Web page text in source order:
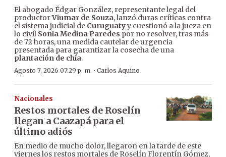
El abogado Édgar González, representante legal del
productorViumar de Souza, lanzó duras críticas contra
el sistema judicial de Curuguatyy cuestionó a la jueza en
lo civil Sonia Medina Paredes por no resolver, tras más
de 72 horas, una medida cautelar de urgencia
presentada para garantizar la cosecha de una
plantación de chía.
Agosto 7, 2026 07:29 p. m. · Carlos Aquino
Nacionales
Restos mortales de Roselín
llegan a Caazapá para el
último adiós
En medio de mucho dolor, llegaron en la tarde de este
viernes los restos mortales de Roselín Florentín Gómez,